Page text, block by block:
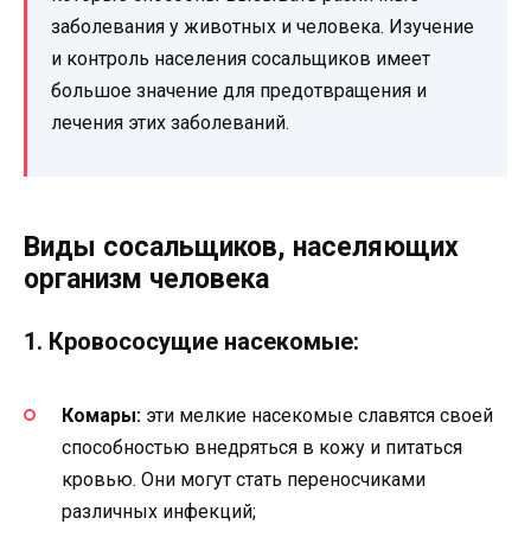
заболевания у животных и человека. Изучение
и контроль населения сосальщиков имеет
большое значение для предотвращения и
лечения этих заболеваний.
Виды сосальщиков, населяющих
организм человека
1. Кровососущие насекомые:
Комары: эти мелкие насекомые славятся своей
способностью внедряться в кожу и питаться
кровью. Они могут стать переносчиками
различных инфекций;